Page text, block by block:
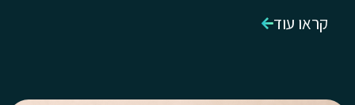
קראו עוד